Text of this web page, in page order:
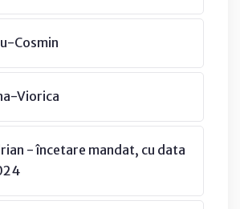
Cosmin
Viorica
- încetare mandat, cu data